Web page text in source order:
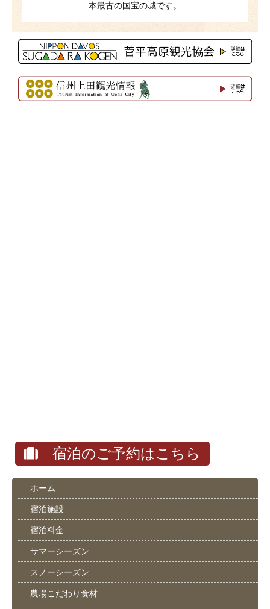
本最古の国宝の城です。
宿泊のご予約はこちら
ホーム
宿泊施設
宿泊料金
サマーシーズン
スノーシーズン
農場こだわり食材